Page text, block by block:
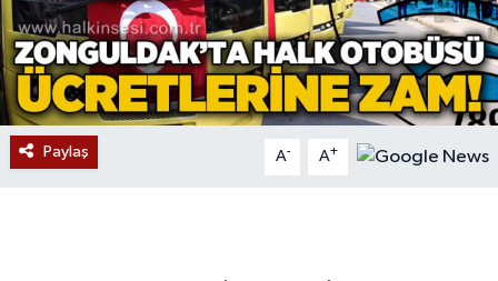
Paylaş A- A+
DUNYA
Düzce
Eğitim